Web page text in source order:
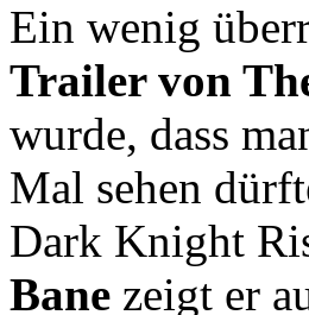
Ein wenig
Trailer von
wurde, dass
Mal sehen
Dark Knight
Bane zeigt er